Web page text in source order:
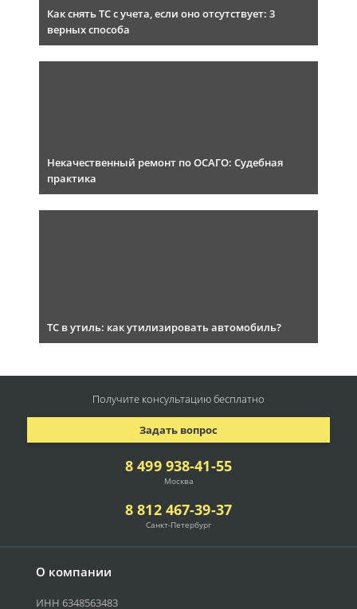
Как снять ТС с учета, если оно отсутствует: 3
верных способа
Некачественный ремонт по ОСАГО: Судебная
практика
ТС в утиль: как утилизировать автомобиль?
О компании
ИНН 6348563483
8 499 938-41-55
Москва
8 812 467-39-37
Санкт-Петербург
Задать вопрос
Получите консультациюбесплатно